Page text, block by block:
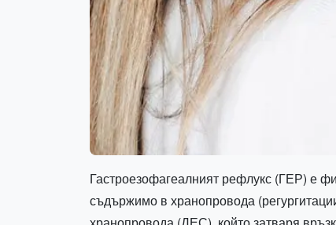
Гастроезофагеалният рефлукс (ГЕР) е
съдържимо в хранопровода